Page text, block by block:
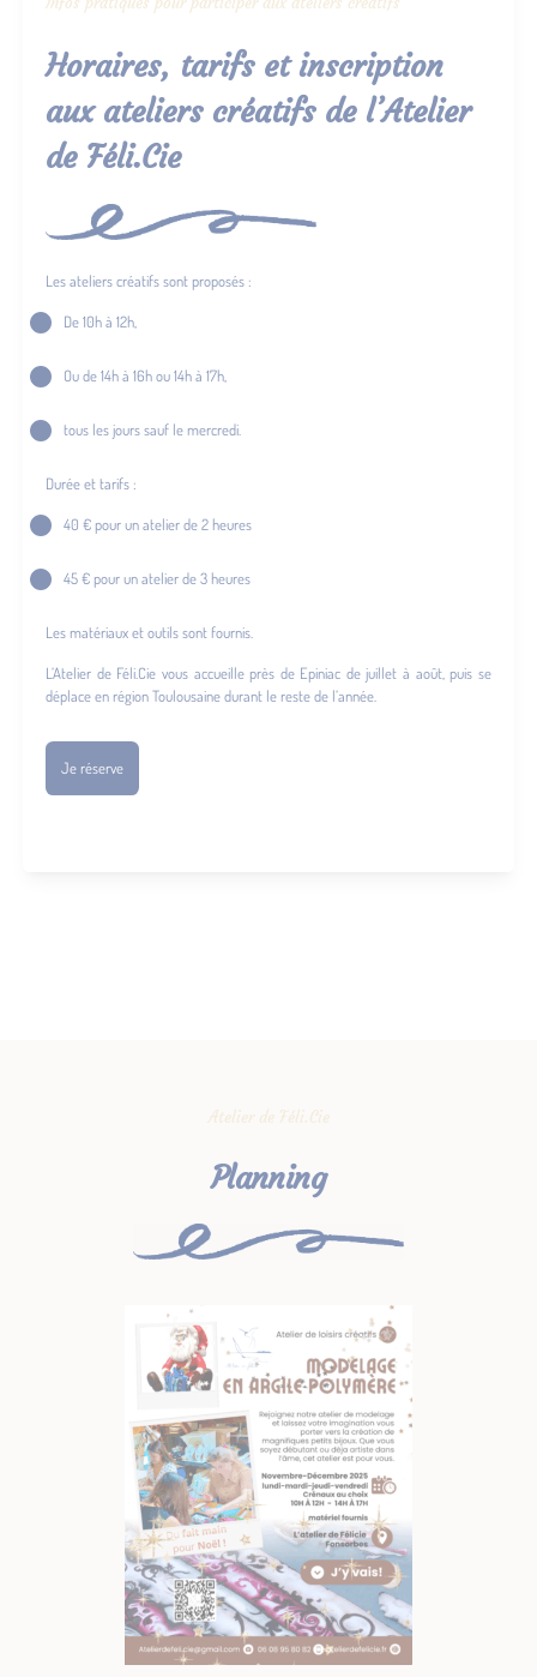
Horaires, tarifs et inscription
aux ateliers créatifs de l’Atelier
de Féli.Cie
Les ateliers créatifs sont proposés :
De 10h à 12h,
Ou de 14h à 16h ou 14h à 17h,
tous les jours sauf le mercredi.
Durée et tarifs :
40 € pour un atelier de 2 heures
45 € pour un atelier de 3 heures
Les matériaux et outils sont fournis.
L’Atelier de Féli.Cie vous accueille près de Epiniac de juillet à août, puis se
déplace en région Toulousaine durant le reste de l’année.
Je réserve
Atelier de Féli.Cie
Planning